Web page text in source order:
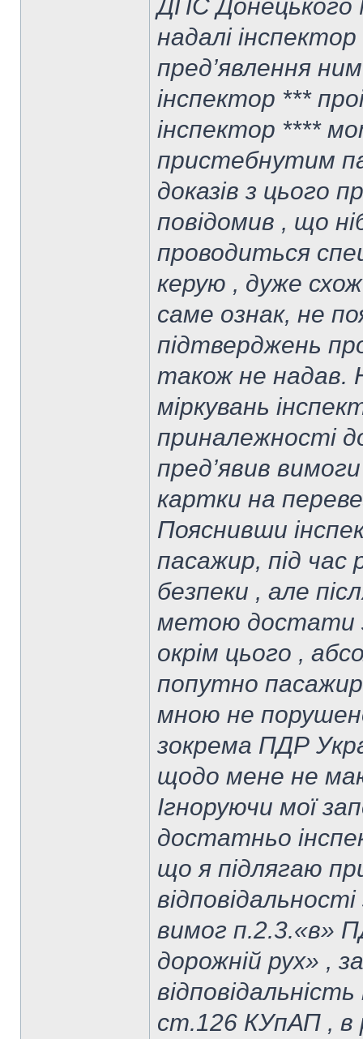
ДПС Донецького
надалі
пред’явлення
інспектор ***
інспектор ****
пристебнутим
доказів з цього
повідомив , що
проводиться
керую , дуже
саме ознак, не
підтверджень
також не надав.
міркувань
приналежності
пред’явив
картки на
Пояснивши
пасажир, під час
безпеки , але
метою достати
окрім цього ,
попутно
мною не
зокрема ПДР
щодо мене не
Ігноруючи мої
достатньо
що я підлягаю
вимог п.2.3.«в»
дорожній рух» ,
ст.126 КУпАП , в